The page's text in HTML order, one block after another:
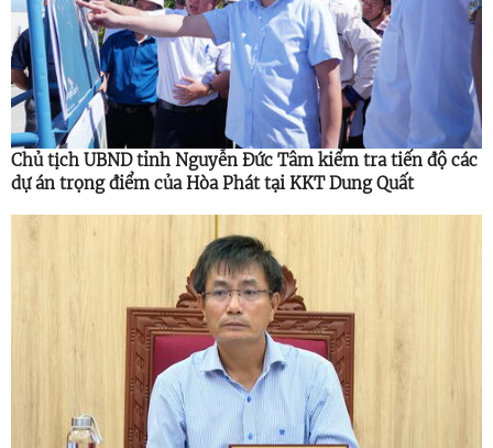
Chủ tịch UBND tỉnh Nguyễn Đức Tâm kiểm tra tiến độ các
dự án trọng điểm của Hòa Phát tại KKT Dung Quất